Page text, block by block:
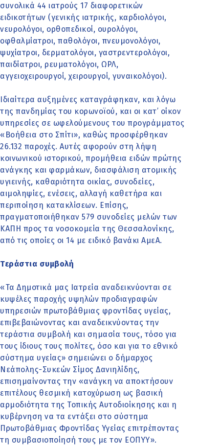
συνολικά 44 ιατρούς 17 διαφορετικών
ειδικοτήτων (γενικής ιατρικής, καρδιολόγοι,
νευρολόγοι, ορθοπεδικοί, ουρολόγοι,
οφθαλμίατροι, παθολόγοι, πνευμονολόγοι,
ψυχίατροι, δερματολόγοι, γαστρεντερολόγοι,
παιδίατροι, ρευματολόγοι, ΩΡΛ,
αγγειοχειρουργοί, χειρουργοί, γυναικολόγοι).
Ιδιαίτερα αυξημένες καταγράφηκαν, και λόγω
της πανδημίας του κορωνοϊού, και οι κατ’ οίκον
υπηρεσίες σε ωφελούμενους του προγράμματος
«Βοήθεια στο Σπίτι», καθώς προσφέρθηκαν
26.132 παροχές. Αυτές αφορούν στη λήψη
κοινωνικού ιστορικού, προμήθεια ειδών πρώτης
ανάγκης και φαρμάκων, διασφάλιση ατομικής
υγιεινής, καθαριότητα οικίας, συνοδείες,
αιμοληψίες, ενέσεις, αλλαγή καθετήρα και
περιποίηση κατακλίσεων. Επίσης,
πραγματοποιήθηκαν 579 συνοδείες μελών των
ΚΑΠΗ προς τα νοσοκομεία της Θεσσαλονίκης,
από τις οποίες οι 14 με ειδικό βανάκι ΑμεΑ.
Τεράστια συμβολή
«Τα Δημοτικά μας Ιατρεία αναδεικνύονται σε
κυψέλες παροχής υψηλών προδιαγραφών
υπηρεσιών πρωτοβάθμιας φροντίδας υγείας,
επιβεβαιώνοντας και αναδεικνύοντας την
τεράστια συμβολή και σημασία τους, τόσο για
τους ίδιους τους πολίτες, όσο και για το εθνικό
σύστημα υγείας» σημειώνει ο δήμαρχος
Νεάπολης-Συκεών Σίμος Δανιηλίδης,
επισημαίνοντας την «ανάγκη να αποκτήσουν
επιτέλους θεσμική κατοχύρωση ως βασική
αρμοδιότητα της Τοπικής Αυτοδιοίκησης και η
κυβέρνηση να τα εντάξει στο σύστημα
Πρωτοβάθμιας Φροντίδας Υγείας επιτρέποντας
τη συμβασιοποίησή τους με τον ΕΟΠΥΥ».